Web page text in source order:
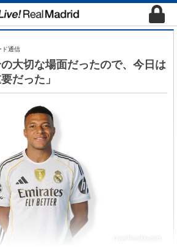
ド通信
大切な場面だったので、今日は
だった」